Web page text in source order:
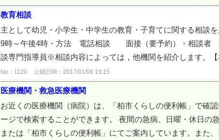
教育相談
主として幼児・小学生・中学生の教育・子育てに関する相
9時～午後4時・方法 電話相談 面接（要予約）・相
談専門指導員※相談内容によっては，他機関を紹介します。
No：1120 公開日時：2017/01/06 19:15
医療機関・救急医療機関
お近くの医療機関（病院）は、「柏市くらしの便利帳」で確
ージで検索することができます。 夜間の急病、日曜・休日の
または「柏市くらしの便利帳」にてご案内しています。また